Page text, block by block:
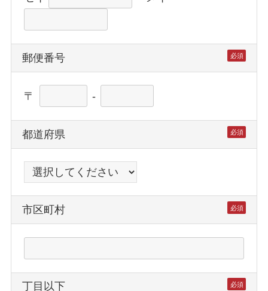
郵便番号 必須
〒 -
都道府県 必須
市区町村 必須
丁目以下 必須